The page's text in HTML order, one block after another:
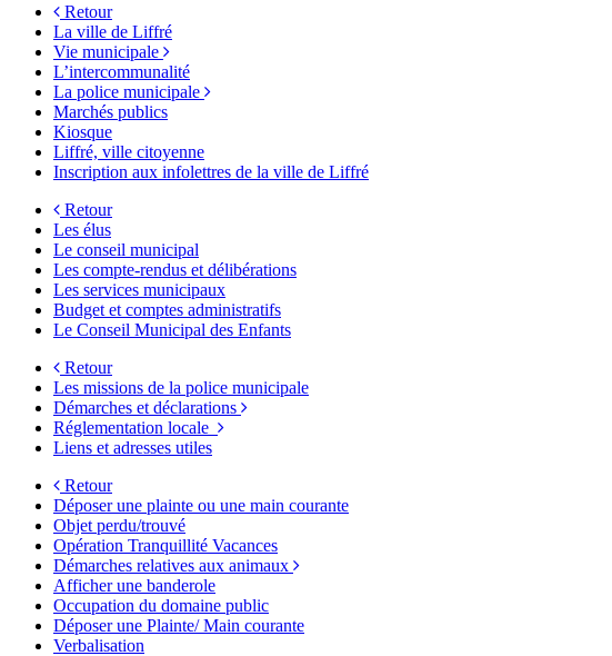
Retour
La ville de Liffré
Vie municipale
L’intercommunalité
La police municipale
Marchés publics
Kiosque
Liffré, ville citoyenne
Inscription aux infolettres de la ville de Liffré
Retour
Les élus
Le conseil municipal
Les compte-rendus et délibérations
Les services municipaux
Budget et comptes administratifs
Le Conseil Municipal des Enfants
Retour
Les missions de la police municipale
Démarches et déclarations
Réglementation locale
Liens et adresses utiles
Retour
Déposer une plainte ou une main courante
Objet perdu/trouvé
Opération Tranquillité Vacances
Démarches relatives aux animaux
Afficher une banderole
Occupation du domaine public
Déposer une Plainte/ Main courante
Verbalisation